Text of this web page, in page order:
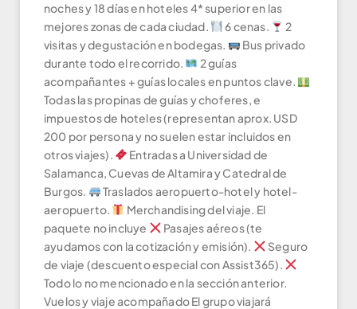
noches y 18 días en hoteles 4* superior en las
mejores zonas de cada ciudad.
6 cenas.
2
visitas y degustación en bodegas.
Bus privado
durante todo el recorrido.
2 guías
acompañantes + guías locales en puntos clave.
Todas las propinas de guías y choferes, e
impuestos de hoteles (representan aprox. USD
200 por persona y no suelen estar incluidos en
otros viajes).
Entradas a Universidad de
Salamanca, Cuevas de Altamira y Catedral de
Burgos.
Traslados aeropuerto-hotel y hotel-
aeropuerto.
Merchandising del viaje. El
paquete no incluye
Pasajes aéreos (te
ayudamos con la cotización y emisión).
Seguro
de viaje (descuento especial con Assist365).
Todo lo no mencionado en la sección anterior.
Vuelos y viaje acompañado El grupo viajará